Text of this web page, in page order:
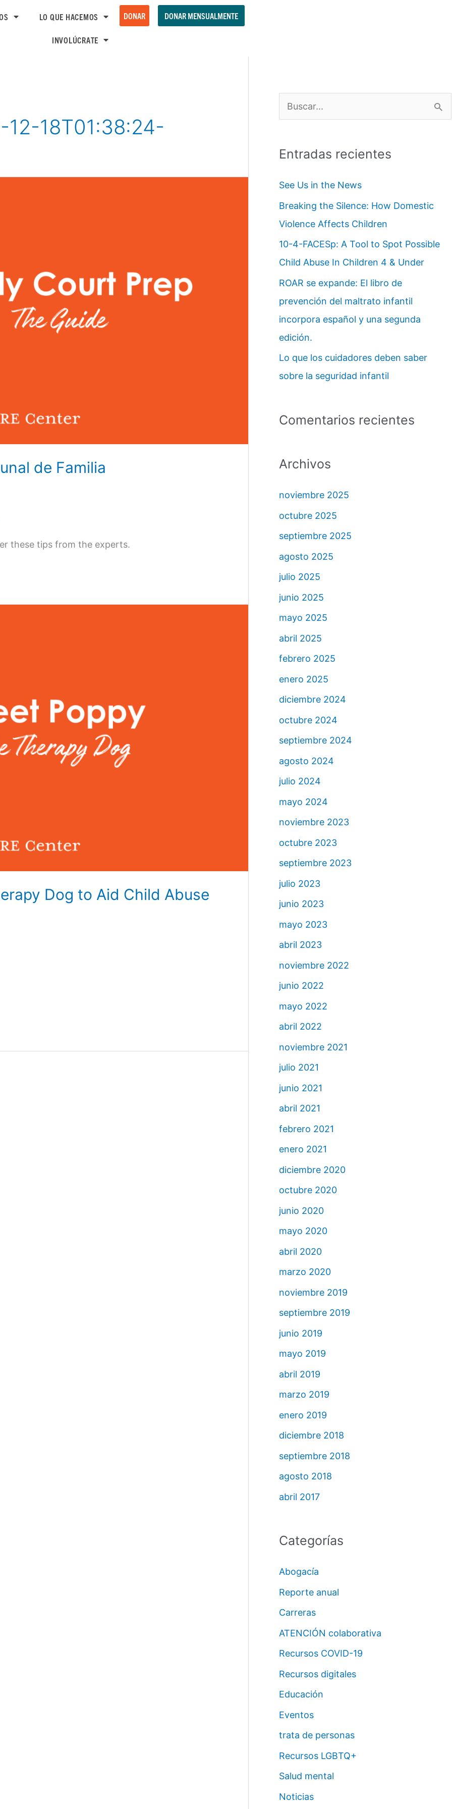
LO QUE HACEMOS
INVOLÚCRATE
DONAR DONAR MENSUALMENTE
18T01:38:24-
de Familia
these tips from the experts.
Dog to Aid Child Abuse
a
r
:
Entradas recientes
See Us in the News
Breaking the Silence: How Domestic
Violence Affects Children
10-4-FACESp: A Tool to Spot Possible
Child Abuse In Children 4 & Under
ROAR se expande: El libro de
prevención del maltrato infantil
incorpora español y una segunda
edición.
Lo que los cuidadores deben saber
sobre la seguridad infantil
Comentarios recientes
Archivos
noviembre 2025
octubre 2025
septiembre 2025
agosto 2025
julio 2025
junio 2025
mayo 2025
abril 2025
febrero 2025
enero 2025
diciembre 2024
octubre 2024
septiembre 2024
agosto 2024
julio 2024
mayo 2024
noviembre 2023
octubre 2023
septiembre 2023
julio 2023
junio 2023
mayo 2023
abril 2023
noviembre 2022
junio 2022
mayo 2022
abril 2022
noviembre 2021
julio 2021
junio 2021
abril 2021
febrero 2021
enero 2021
diciembre 2020
octubre 2020
junio 2020
mayo 2020
abril 2020
marzo 2020
noviembre 2019
septiembre 2019
junio 2019
mayo 2019
abril 2019
marzo 2019
enero 2019
diciembre 2018
septiembre 2018
agosto 2018
abril 2017
Categorías
Abogacía
Reporte anual
Carreras
ATENCIÓN colaborativa
Recursos COVID-19
Recursos digitales
Educación
Eventos
trata de personas
Recursos LGBTQ+
Salud mental
Noticias